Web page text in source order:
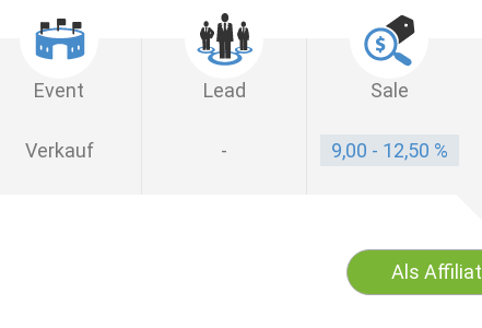
Event Lead Sale
Verkauf - 9,00 - 12,50 %
Als